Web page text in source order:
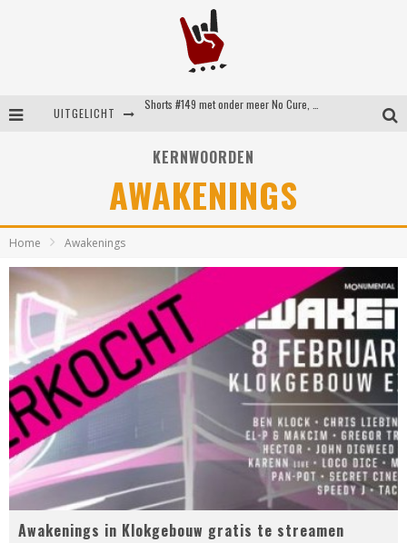
UITGELICHT
KERNWOORDEN
AWAKENINGS
Home Awakenings
Awakenings in Klokgebouw gratis te streamen